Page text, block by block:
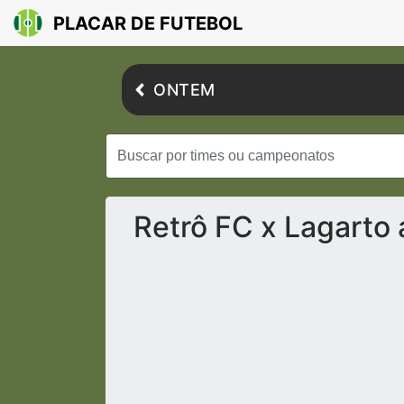
PLACAR DE FUTEBOL
ONTEM
Retrô FC x